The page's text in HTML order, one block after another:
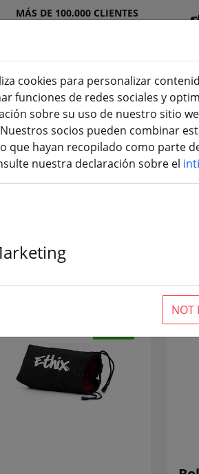
MÁS DE 100.000 CLIENTES
DJ
I
Baterí
as
Hélic
e
os
cookies para personalizar
funciones de redes sociales y
sobre su uso de nuestro sitio
socios pueden combinar
que hayan recopilado como parte
nuestra declaración sobre el
NOT